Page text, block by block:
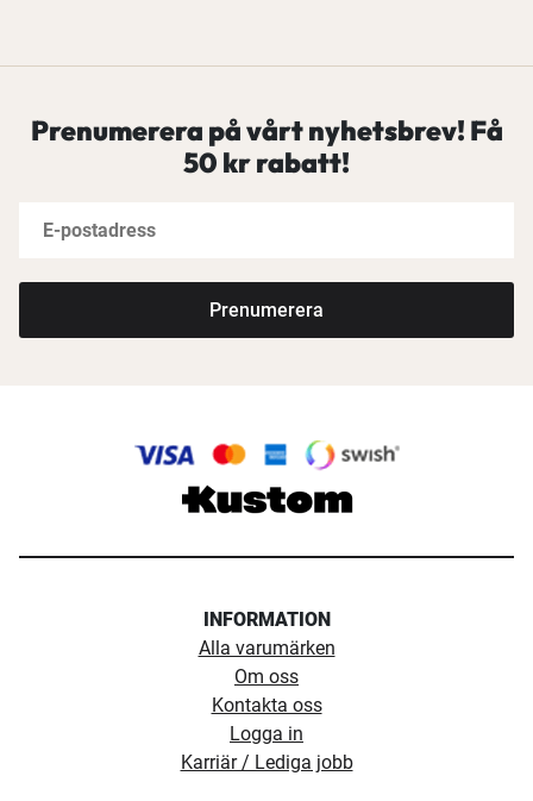
Prenumerera på vårt nyhetsbrev! Få
50 kr rabatt!
Prenumerera
INFORMATION
Alla varumärken
Om oss
Kontakta oss
Logga in
Karriär / Lediga jobb